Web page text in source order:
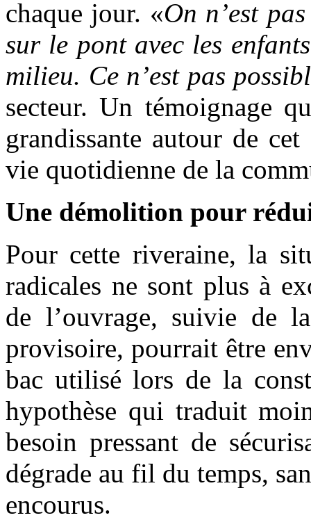
chaque jour. «On n’est
sur le pont avec les
milieu. Ce n’est pas
secteur. Un témoignage
grandissante autour de
vie quotidienne de la
Une démolition pour
Pour cette riveraine, la
radicales ne sont plus à
de l’ouvrage, suivie de
provisoire, pourrait être
bac utilisé lors de la
hypothèse qui traduit
besoin pressant de
dégrade au fil du temps,
encourus.